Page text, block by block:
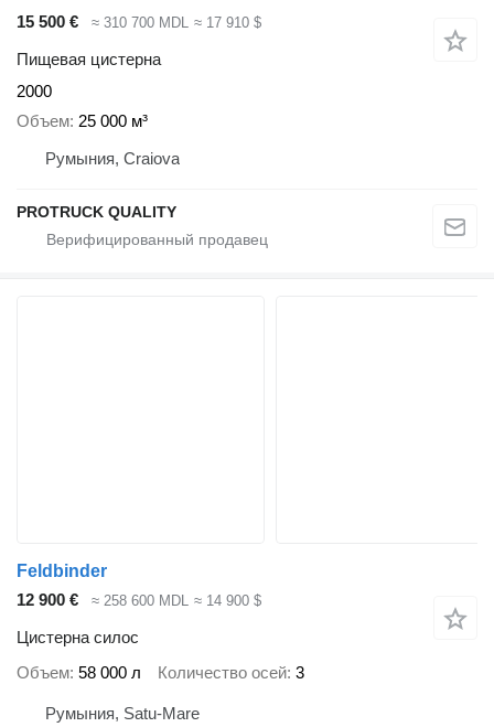
15 500 €
≈ 310 700 MDL ≈ 17 910 $
Пищевая цистерна
2000
Объем 25 000 м³
Румыния, Craiova
PROTRUCK QUALITY
Feldbinder
12 900 €
≈ 258 600 MDL ≈ 14 900 $
Цистерна силос
Объем 58 000 л Количество осей 3
Румыния, Satu-Mare